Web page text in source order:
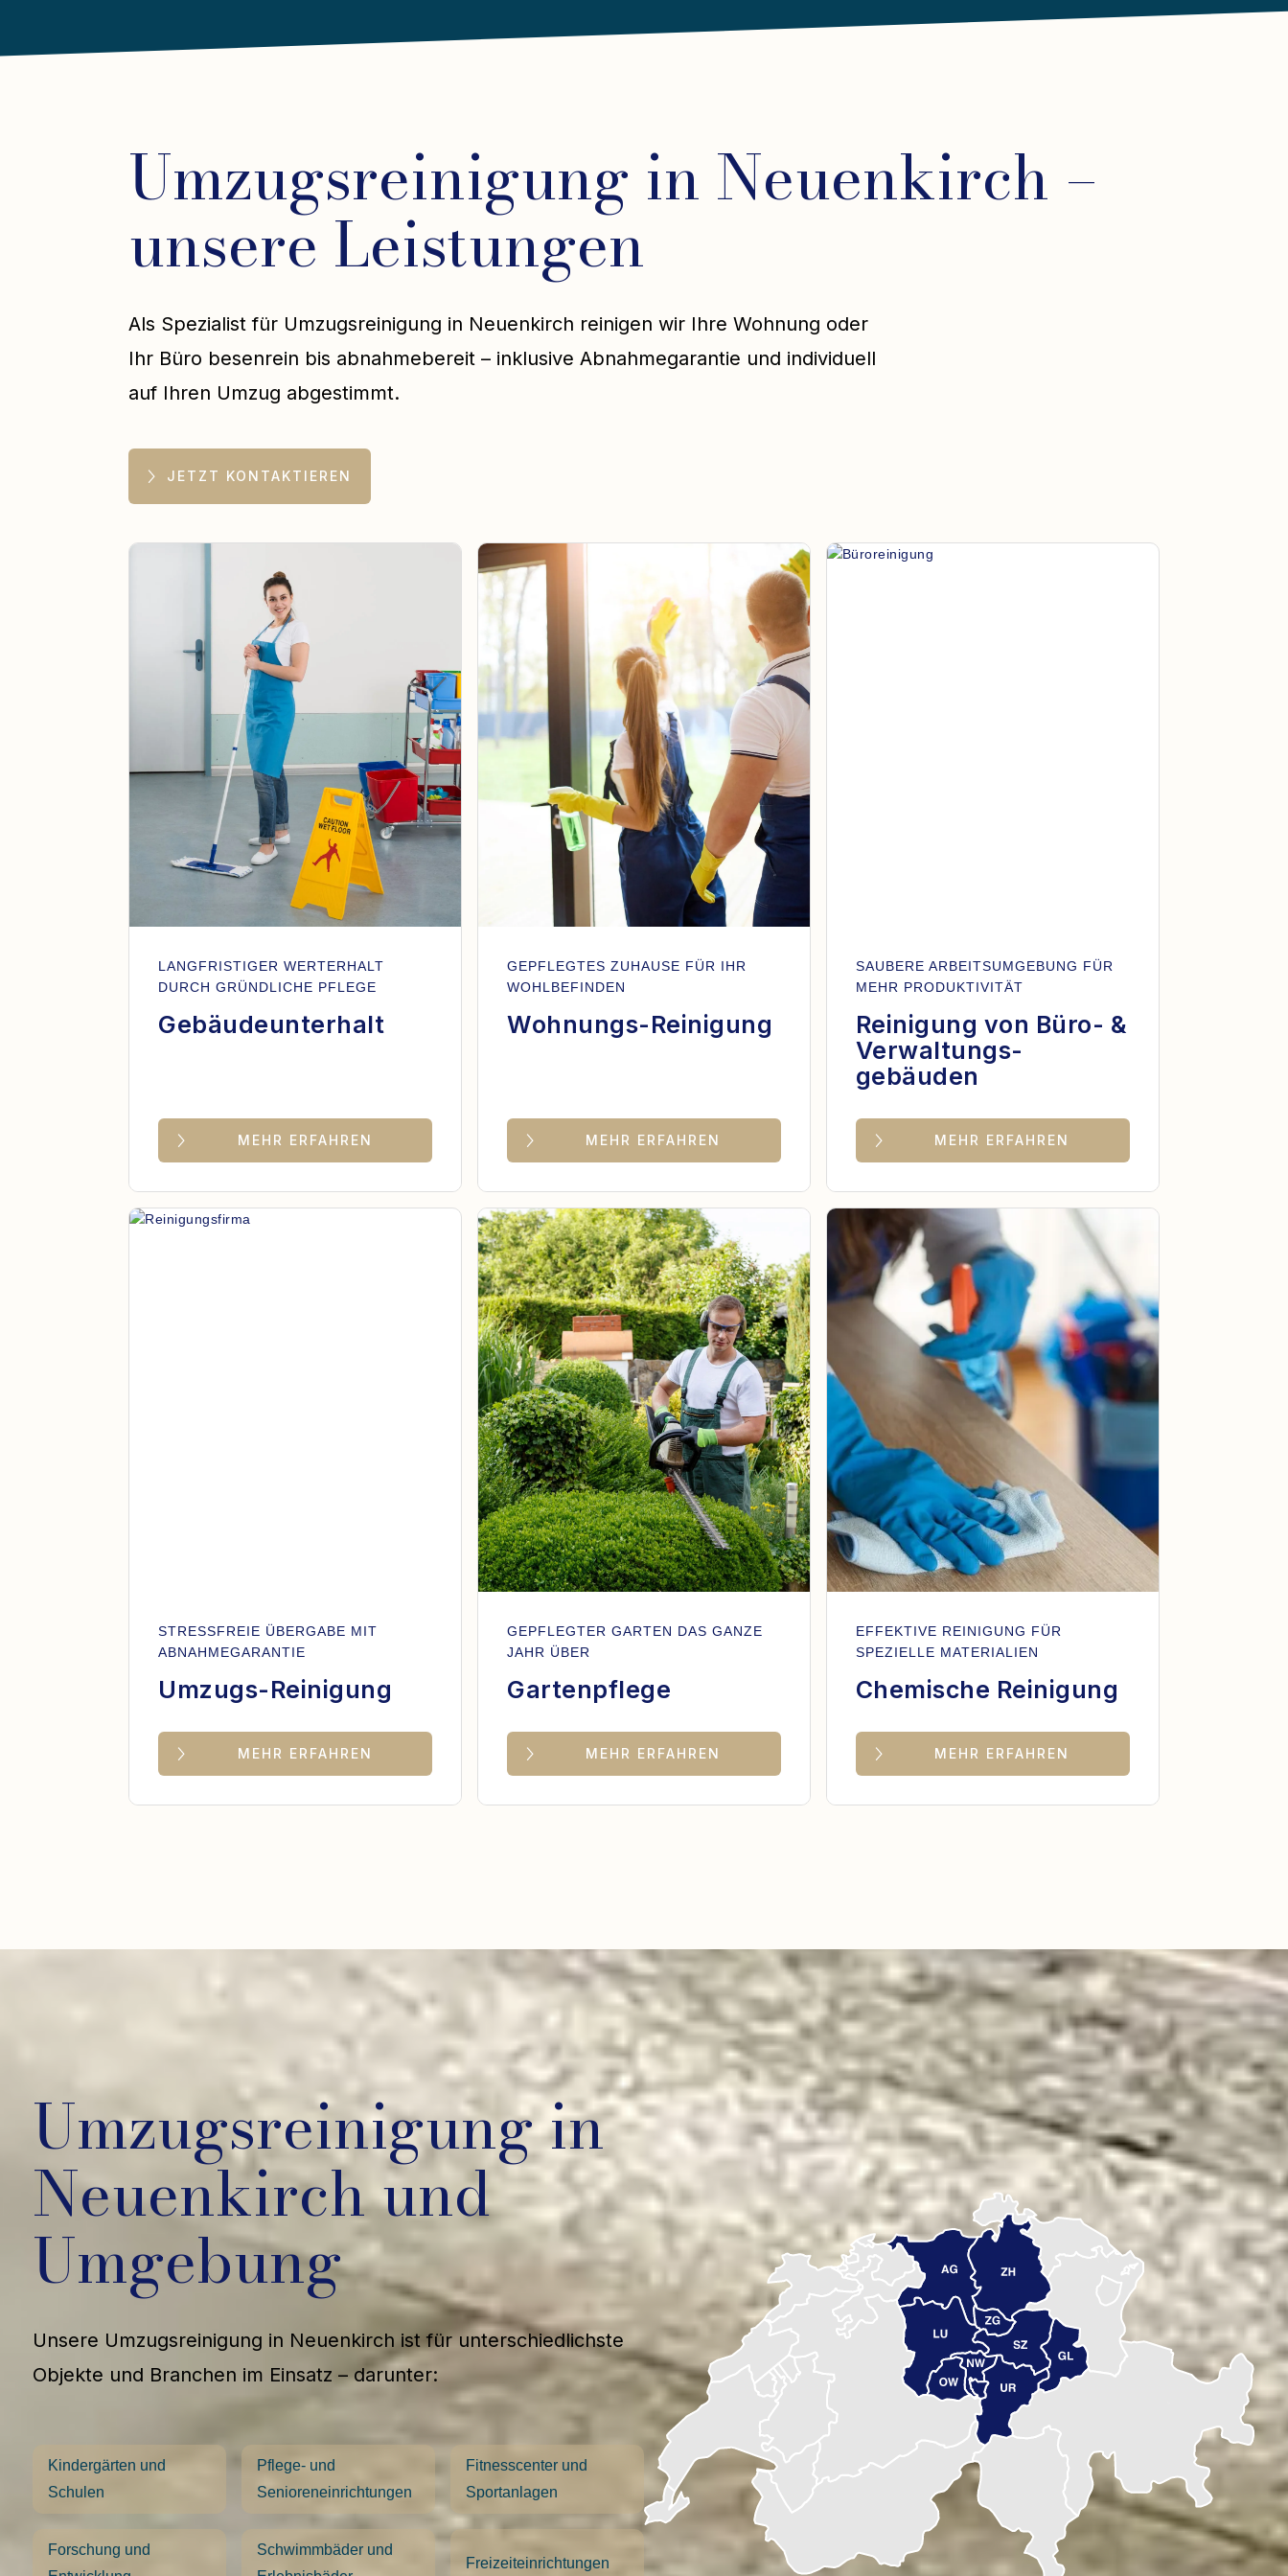
Umzugsreinigung in Neuenkirch –
unsere Leistungen
Als Spezialist für Umzugsreinigung in Neuenkirch reinigen wir Ihre Wohnung oder
Ihr Büro besenrein bis abnahmebereit – inklusive Abnahmegarantie und individuell
auf Ihren Umzug abgestimmt.
JETZT KONTAKTIEREN
LANGFRISTIGER WERTERHALT
DURCH GRÜNDLICHE PFLEGE
Gebäudeunterhalt
MEHR ERFAHREN
GEPFLEGTES ZUHAUSE FÜR IHR
WOHLBEFINDEN
Wohnungs-Reinigung
MEHR ERFAHREN
SAUBERE ARBEITSUMGEBUNG FÜR
MEHR PRODUKTIVITÄT
Reinigung von Büro- &
Verwaltungs-
gebäuden
MEHR ERFAHREN
STRESSFREIE ÜBERGABE MIT
ABNAHMEGARANTIE
Umzugs-Reinigung
MEHR ERFAHREN
GEPFLEGTER GARTEN DAS GANZE
JAHR ÜBER
Gartenpflege
MEHR ERFAHREN
EFFEKTIVE REINIGUNG FÜR
SPEZIELLE MATERIALIEN
Chemische Reinigung
MEHR ERFAHREN
Umzugsreinigung in
Neuenkirch und
Umgebung
Unsere Umzugsreinigung in Neuenkirch ist für unterschiedlichste
Objekte und Branchen im Einsatz – darunter:
Kindergärten und
Schulen
Pflege- und
Senioreneinrichtungen
Fitnesscenter und
Sportanlagen
Forschung und
Schwimmbäder und
Freizeiteinrichtungen